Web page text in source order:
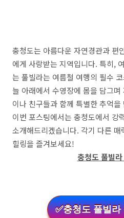
충청도는 아름다운 자연경관과 편
에게 사랑받는 지역입니다. 특히,
는 풀빌라는 여름철 여행의 필수
늘 아래에서 수영장에 몸을 담그
이나 친구들과 함께 특별한 추억
이번 포스팅에서는 충청도에서 강
소개해드리겠습니다. 각기 다른
힐링을 즐겨보세요!
충청도 풀빌
✅충청도 풀빌